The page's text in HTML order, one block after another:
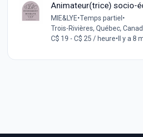
Animateur(trice) socio-
MIE&LYE•Temps partiel •
Trois-Rivières, Québec,
C$ 19 - C$ 25 / heure• Il y a 8